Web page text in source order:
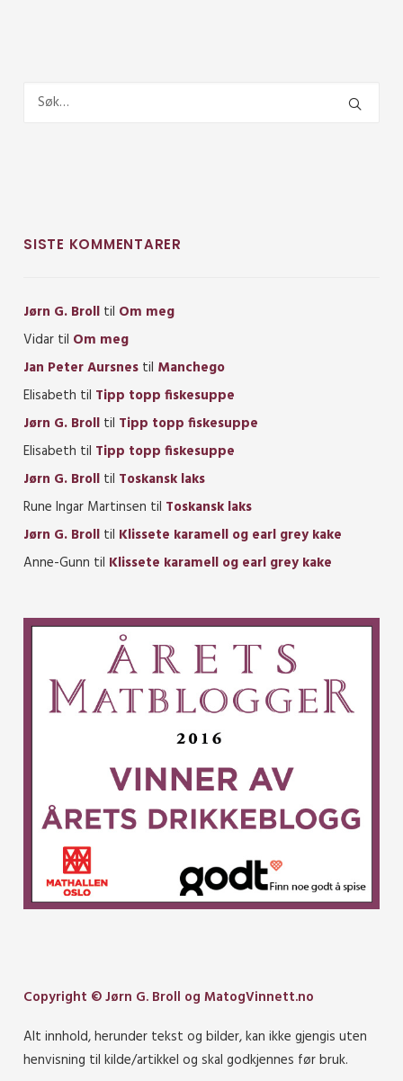
SISTE KOMMENTARER
Jørn G. Broll til Om meg
Vidar til Om meg
Jan Peter Aursnes til Manchego
Elisabeth til Tipp topp fiskesuppe
Jørn G. Broll til Tipp topp fiskesuppe
Elisabeth til Tipp topp fiskesuppe
Jørn G. Broll til Toskansk laks
Rune Ingar Martinsen til Toskansk laks
Jørn G. Broll til Klissete karamell og earl grey kake
Anne-Gunn til Klissete karamell og earl grey kake
Copyright © Jørn G. Broll og MatogVinnett.no
Alt innhold, herunder tekst og bilder, kan ikke gjengis uten
henvisning til kilde/artikkel og skal godkjennes før bruk.